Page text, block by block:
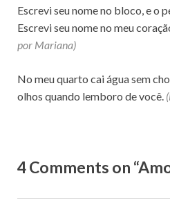
Escrevi seu nome no bloco, e o
Escrevi seu nome no meu
por Mariana)
No meu quarto cai água sem
olhos quando lemboro de você.
4 Comments on